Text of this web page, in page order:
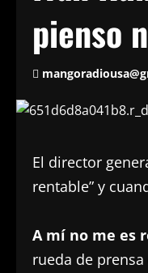
pienso
El director
rentable” y
A mí no me es
rueda de